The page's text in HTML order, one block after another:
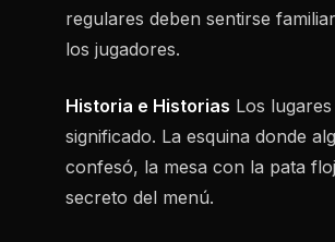
regulares deben sentirse
los jugadores.
Historia e Historias Los
significado. La esquina donde
confesó, la mesa con la pata
secreto del menú.